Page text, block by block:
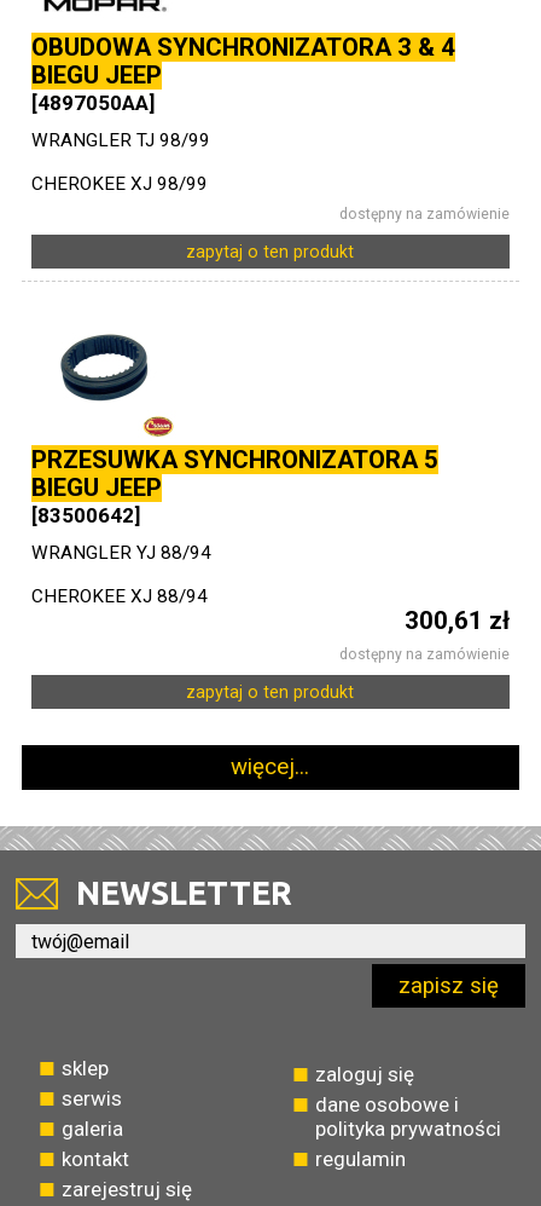
OBUDOWA SYNCHRONIZATORA 3 & 4
BIEGU JEEP
[4897050AA]
WRANGLER TJ 98/99
CHEROKEE XJ 98/99
dostępny na zamówienie
zapytaj o ten produkt
PRZESUWKA SYNCHRONIZATORA 5
BIEGU JEEP
[83500642]
WRANGLER YJ 88/94
CHEROKEE XJ 88/94
300,61 zł
dostępny na zamówienie
zapytaj o ten produkt
więcej...
NEWSLETTER
zapisz się
sklep
serwis
galeria
kontakt
zarejestruj się
zaloguj się
dane osobowe i
polityka prywatności
regulamin